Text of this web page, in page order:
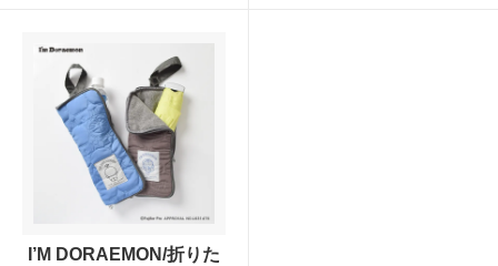
I’M DORAEMON/折りた